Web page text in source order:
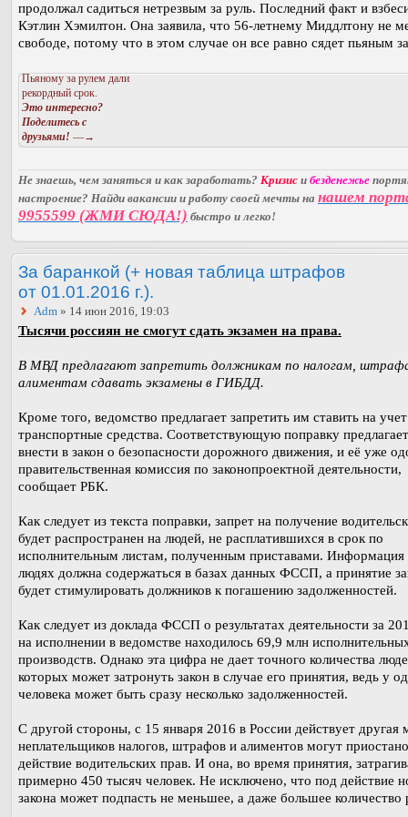
продолжал садиться нетрезвым за руль. Последний факт и
Кэтлин Хэмилтон. Она заявила, что 56-летнему Миддлтону не
свободе, потому что в этом случае он все равно сядет пьяным
Пьяному за рулем дали
рекордный срок.
Это интересно?
Поделитесь с
друзьями! —→
Не знаешь, чем заняться и как заработать? Кризис и безденежье
настроение? Найди вакансии и работу своей мечты на нашем
9955599 (ЖМИ СЮДА!) быстро и легко!
За баранкой (+ новая таблица штрафов
от 01.01.2016 г.).
Adm » 14 июн 2016, 19:03
Тысячи россиян не смогут сдать экзамен на права.
В МВД предлагают запретить должникам по налогам,
алиментам сдавать экзамены в ГИБДД.
Кроме того, ведомство предлагает запретить им ставить на учет
транспортные средства. Соответствующую поправку
внести в закон о безопасности дорожного движения, и её уже
правительственная комиссия по законопроектной деятельности,
сообщает РБК.
Как следует из текста поправки, запрет на получение
будет распространен на людей, не расплатившихся в срок по
исполнительным листам, полученным приставами. Информация
людях должна содержаться в базах данных ФССП, а принятие
будет стимулировать должников к погашению задолженностей.
Как следует из доклада ФССП о результатах деятельности за
на исполнении в ведомстве находилось 69,9 млн
производств. Однако эта цифра не дает точного количества
которых может затронуть закон в случае его принятия, ведь у
человека может быть сразу несколько задолженностей.
С другой стороны, с 15 января 2016 в России действует
неплательщиков налогов, штрафов и алиментов могут
действие водительских прав. И она, во время принятия,
примерно 450 тысяч человек. Не исключено, что под действие
закона может подпасть не меньшее, а даже большее количество